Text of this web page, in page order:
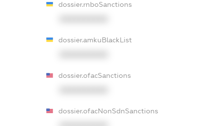
dossier.rnboSanctions
dossier.amkuBlackList
dossier.ofacSanctions
dossier.ofacNonSdnSanctions